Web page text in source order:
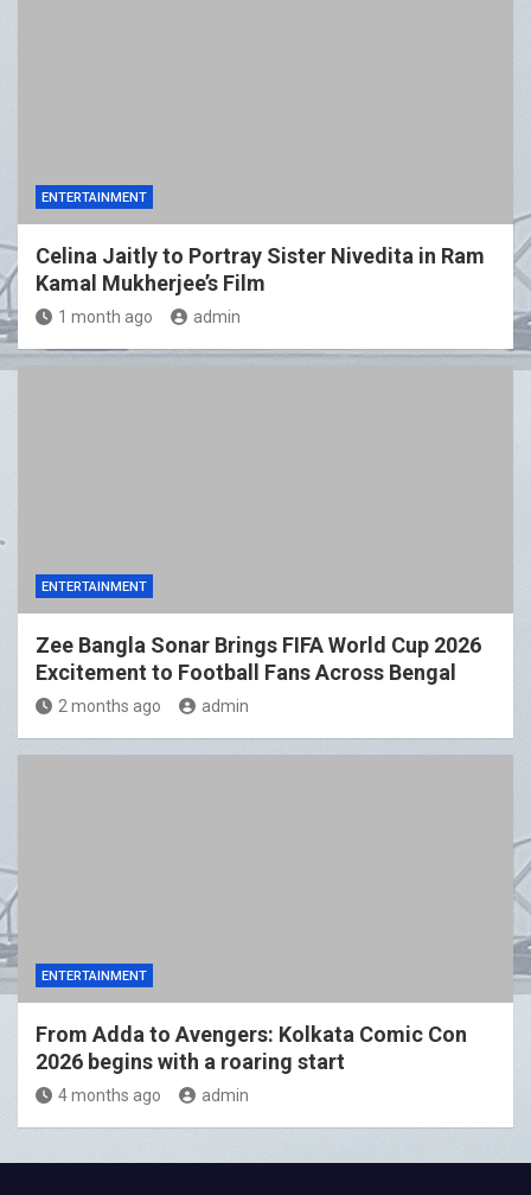
ENTERTAINMENT
Celina Jaitly to Portray Sister Nivedita in Ram
Kamal Mukherjee’s Film
1 month ago admin
ENTERTAINMENT
Zee Bangla Sonar Brings FIFA World Cup 2026
Excitement to Football Fans Across Bengal
2 months ago admin
ENTERTAINMENT
From Adda to Avengers: Kolkata Comic Con
2026 begins with a roaring start
4 months ago admin